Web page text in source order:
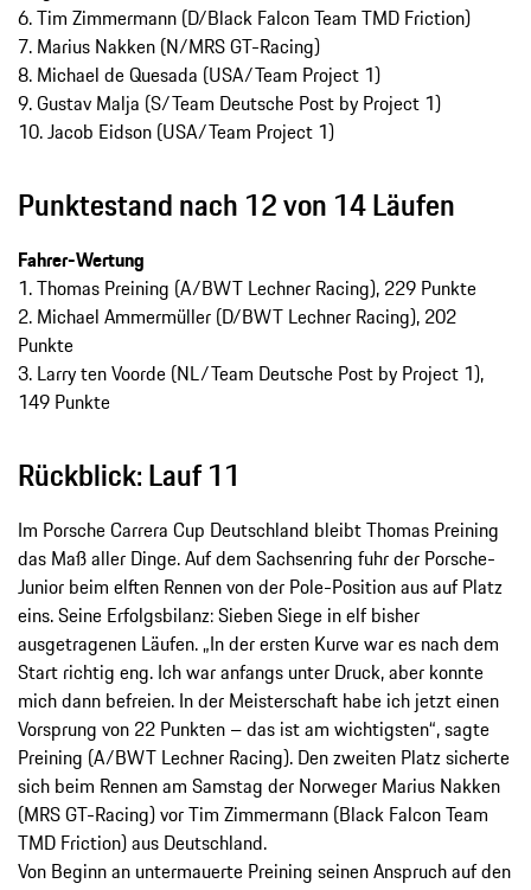
6. Tim Zimmermann (D/Black Falcon Team TMD Friction)
7. Marius Nakken (N/MRS GT-Racing)
8. Michael de Quesada (USA/Team Project 1)
9. Gustav Malja (S/Team Deutsche Post by Project 1)
10. Jacob Eidson (USA/Team Project 1)
Punktestand nach 12 von 14 Läufen
Fahrer-Wertung
1. Thomas Preining (A/BWT Lechner Racing), 229 Punkte
2. Michael Ammermüller (D/BWT Lechner Racing), 202
Punkte
3. Larry ten Voorde (NL/Team Deutsche Post by Project 1),
149 Punkte
Rückblick: Lauf 11
Im Porsche Carrera Cup Deutschland bleibt Thomas Preining
das Maß aller Dinge. Auf dem Sachsenring fuhr der Porsche-
Junior beim elften Rennen von der Pole-Position aus auf Platz
eins. Seine Erfolgsbilanz: Sieben Siege in elf bisher
ausgetragenen Läufen. „In der ersten Kurve war es nach dem
Start richtig eng. Ich war anfangs unter Druck, aber konnte
mich dann befreien. In der Meisterschaft habe ich jetzt einen
Vorsprung von 22 Punkten – das ist am wichtigsten“, sagte
Preining (A/BWT Lechner Racing). Den zweiten Platz sicherte
sich beim Rennen am Samstag der Norweger Marius Nakken
(MRS GT-Racing) vor Tim Zimmermann (Black Falcon Team
TMD Friction) aus Deutschland.
Von Beginn an untermauerte Preining seinen Anspruch auf den